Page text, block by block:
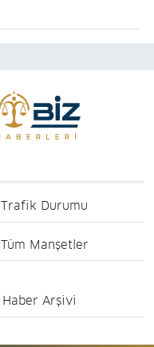
Trafik Durumu
Tüm Manşetler
Haber Arşivi